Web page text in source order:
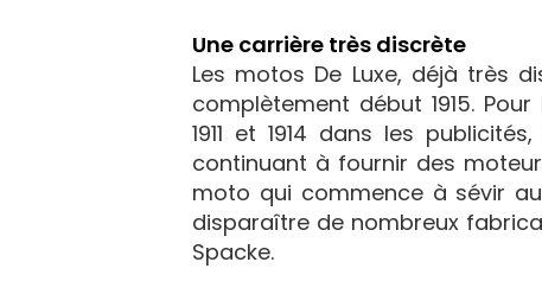
Une carrière très discrète
Les motos De Luxe, déjà très
complètement début 1915.
1911 et 1914 dans les
continuant à fournir des
moto qui commence à sévir
disparaître de nombreux
Spacke.